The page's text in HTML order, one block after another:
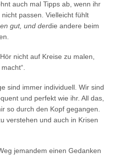
auch mal Tipps ab, wenn ihr
passen. Vielleicht fühlt
gut, und derdie andere beim
nicht auf Kreise zu malen,
sind immer individuell. Wir sind
und perfekt wie ihr. All das,
so durch den Kopf gegangen.
verstehen und auch in Krisen
jemandem einen Gedanken